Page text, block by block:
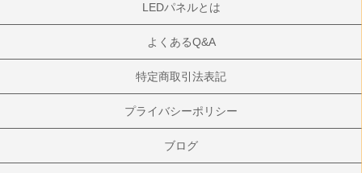
LEDパネルとは
よくあるQ&A
特定商取引法表記
プライバシーポリシー
ブログ